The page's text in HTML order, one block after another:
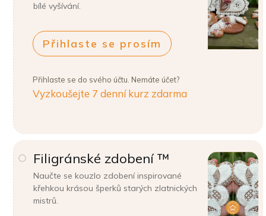
bílé vyšívání.
Přihlaste se prosím
Přihlaste se do svého účtu. Nemáte účet?
Vyzkoušejte 7 denní kurz zdarma
Filigránské zdobení ™
Naučte se kouzlo zdobení inspirované
křehkou krásou šperků starých zlatnických
mistrů.